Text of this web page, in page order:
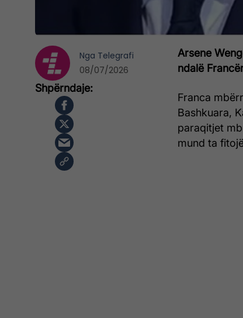
Arsene
ndalë
Franca
Bashkuara,
paraqitjet
mund ta
Nga Telegrafi
08/07/2026